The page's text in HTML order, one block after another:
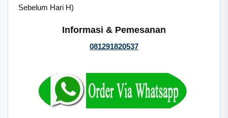
Sebelum Hari H)
Informasi & Pemesanan
081291820537